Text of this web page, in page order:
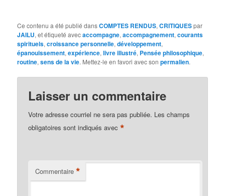
Ce contenu a été publié dansCOMPTES RENDUS,CRITIQUESpar
JAILU, et étiqueté avecaccompagne,accompagnement,courants
spirituels,croissance personnelle,développement,
épanouissement,expérience,livre illustré, Pensée philosophique,
routine,sens de la vie. Mettez-le en favori avec sonpermalien.
Laisser un commentaire
Votre adresse courriel ne sera pas publiée. Les champs
obligatoires sont indiqués avec*
Commentaire *